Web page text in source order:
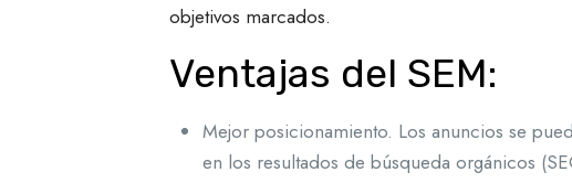
objetivos marcados.
Ventajas del SEM:
Mejor posicionamiento. Los anuncios se
en los resultados de búsqueda orgánicos